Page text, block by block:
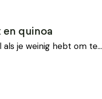
quinoa
als je weinig hebt om te…